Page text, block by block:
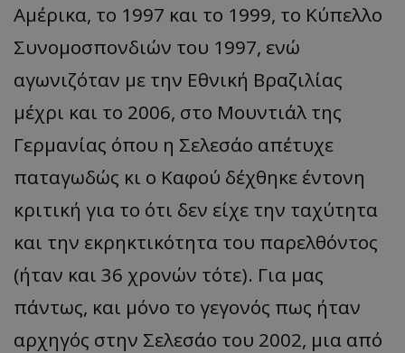
Αμέρικα, το 1997 και το 1999, το Κύπελλο
Συνομοσπονδιών του 1997, ενώ
αγωνιζόταν με την Εθνική Βραζιλίας
μέχρι και το 2006, στο Μουντιάλ της
Γερμανίας όπου η Σελεσάο απέτυχε
παταγωδώς κι ο Καφού δέχθηκε έντονη
κριτική για το ότι δεν είχε την ταχύτητα
και την εκρηκτικότητα του παρελθόντος
(ήταν και 36 χρονών τότε). Για μας
πάντως, και μόνο το γεγονός πως ήταν
αρχηγός στην Σελεσάο του 2002, μια από